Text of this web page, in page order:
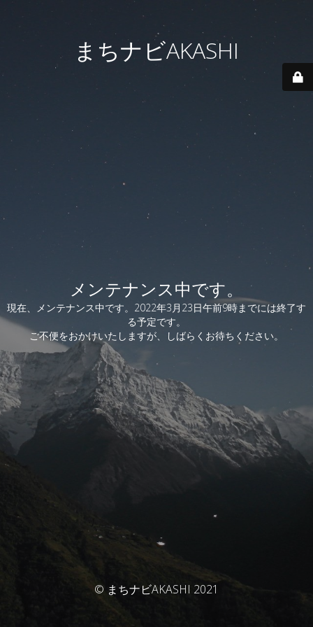
まちナビAKASHI
メンテナンス中です。
現在、メンテナンス中です。2022年3月23日午前9時までには終了す
る予定です。
ご不便をおかけいたしますが、しばらくお待ちください。
© まちナビAKASHI 2021